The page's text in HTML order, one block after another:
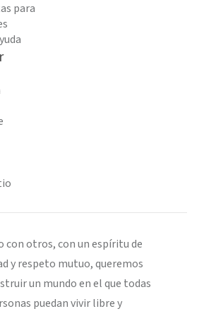
para
con otros, con un espíritu de
y respeto mutuo, queremos
un mundo en el que todas
puedan vivir libre y